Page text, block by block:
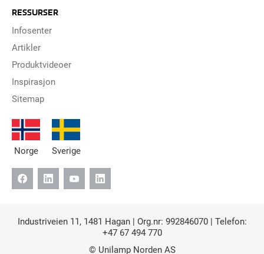
RESSURSER
Infosenter
Artikler
Produktvideoer
Inspirasjon
Sitemap
Norge Sverige
Industriveien 11, 1481 Hagan | Org.nr: 992846070 | Telefon:
+47 67 494 770
© Unilamp Norden AS